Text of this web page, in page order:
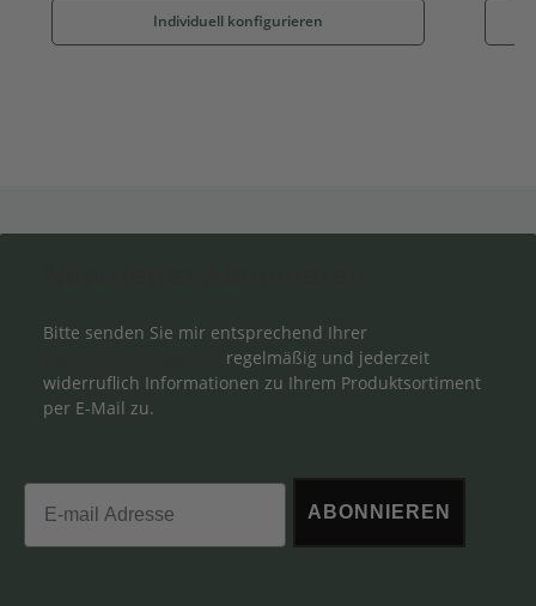
Individuell konfigurieren
Bitte senden Sie mir entsprechend Ihrer
regelmäßig und jederzeit
widerruflich Informationen zu Ihrem Produktsortiment
per E-Mail zu.
Email
ABONNIEREN